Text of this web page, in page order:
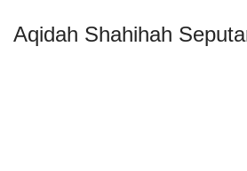
Aqidah Shahihah